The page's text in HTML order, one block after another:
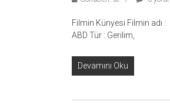
Filmin Künyesi Filmin adı
ABD Tür : Gerilim,
Devamını Oku